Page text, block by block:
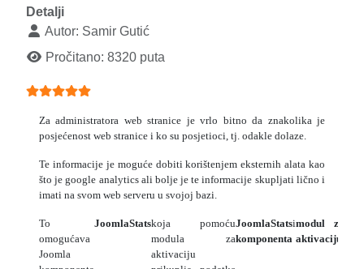
Detalji
Autor: Samir Gutić
Pročitano: 8320 puta
Ocjene članaka:
Za administratora web stranice je vrlo bitno da znakolika je
posjećenost web stranice i ko su posjetioci, tj. odakle dolaze.
Te informacije je moguće dobiti korištenjem eksternih alata kao
što je google analytics ali bolje je te informacije skupljati lično i
imati na svom web serveru u svojoj bazi.
To
omogućava
Joomla
JoomlaStatskoja pomoću
modula za
aktivaciju
JoomlaStats
komponenta
imodul za
aktivaciju.